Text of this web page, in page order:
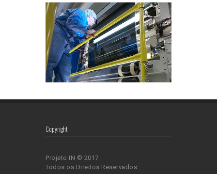
Copyright
Projeto IN © 2017
Todos os Direitos Reservados.